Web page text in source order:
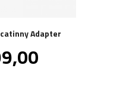
Adapter
mva.